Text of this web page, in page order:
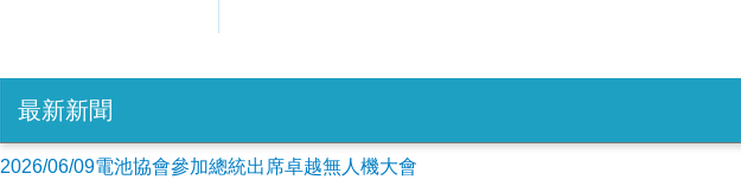
最新新聞
2026/06/09電池協會參加總統出席卓越無人機大會